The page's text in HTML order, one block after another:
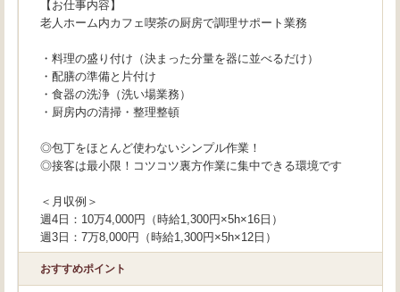
【お仕事内容】
老人ホーム内カフェ喫茶の厨房で調理サポート業務
・料理の盛り付け（決まった分量を器に並べるだけ）
・配膳の準備と片付け
・食器の洗浄（洗い場業務）
・厨房内の清掃・整理整頓
◎包丁をほとんど使わないシンプル作業！
◎接客は最小限！コツコツ裏方作業に集中できる環境です
＜月収例＞
週4日：10万4,000円（時給1,300円×5h×16日）
週3日：7万8,000円（時給1,300円×5h×12日）
おすすめポイント